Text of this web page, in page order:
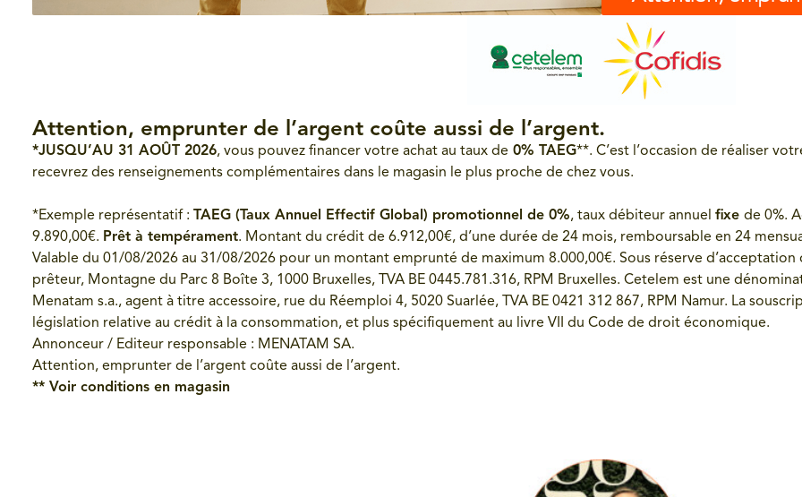
Attention, emprunter de l’argent coûte aussi de l’argent.
*JUSQU’AU 31 AOÛT 2026, vous pouvez financer votre achat au taux de 0% TAEG**. C’est l’occasion de réaliser
recevrez des renseignements complémentaires dans le magasin le plus proche de chez vous.
*Exemple représentatif : TAEG (Taux Annuel Effectif Global) promotionnel de 0%, taux débiteur annuel fixe de 0%.
9.890,00€. Prêt à tempérament. Montant du crédit de 6.912,00€, d’une durée de 24 mois, remboursable en 24
Valable du 01/08/2026 au 31/08/2026 pour un montant emprunté de maximum 8.000,00€. Sous réserve
prêteur, Montagne du Parc 8 Boîte 3, 1000 Bruxelles, TVA BE 0445.781.316, RPM Bruxelles. Cetelem est une
Menatam s.a., agent à titre accessoire, rue du Réemploi 4, 5020 Suarlée, TVA BE 0421 312 867, RPM Namur. La
législation relative au crédit à la consommation, et plus spécifiquement au livre VII du Code de droit économique.
Annonceur / Editeur responsable : MENATAM SA.
Attention, emprunter de l’argent coûte aussi de l’argent.
** Voir conditions en magasin